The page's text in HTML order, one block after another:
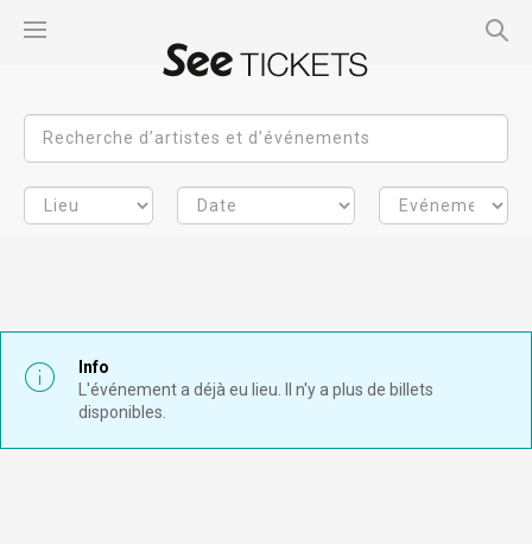
Info
L'événement a déjà eu lieu. Il n'y a plus de billets
disponibles.